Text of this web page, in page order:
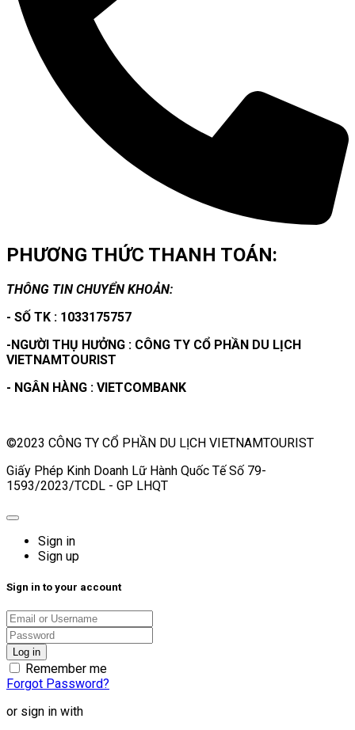
PHƯƠNG THỨC THANH TOÁN:
THÔNG TIN CHUYỂN KHOẢN:
- SỐ TK : 1033175757
-NGƯỜI THỤ HƯỞNG : CÔNG TY CỔ PHẦN DU LỊCH
VIETNAMTOURIST
- NGÂN HÀNG : VIETCOMBANK
©2023 CÔNG TY CỔ PHẦN DU LỊCH VIETNAMTOURIST
Giấy Phép Kinh Doanh Lữ Hành Quốc Tế Số 79-
1593/2023/TCDL - GP LHQT
Sign in
Sign up
Sign in to your account
Remember me
Forgot Password?
or sign in with